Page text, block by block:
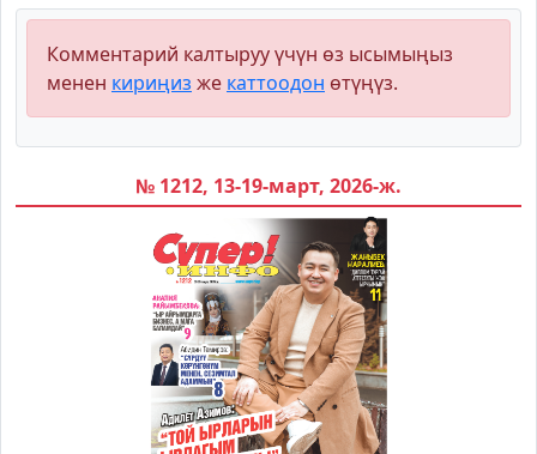
Комментарий калтыруу үчүн өз ысымыңыз
менен кириңиз же каттоодон өтүңүз.
№ 1212, 13-19-март, 2026-ж.